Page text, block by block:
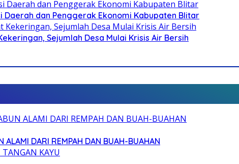
Daerah dan Penggerak Ekonomi Kabupaten Blitar
Sejumlah Desa Mulai Krisis Air Bersih
ALAMI DARI REMPAH DAN BUAH-BUAHAN